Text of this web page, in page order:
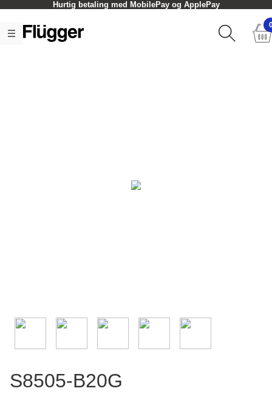
Hurtig betaling med MobilePay og ApplePay
S8505-B20G